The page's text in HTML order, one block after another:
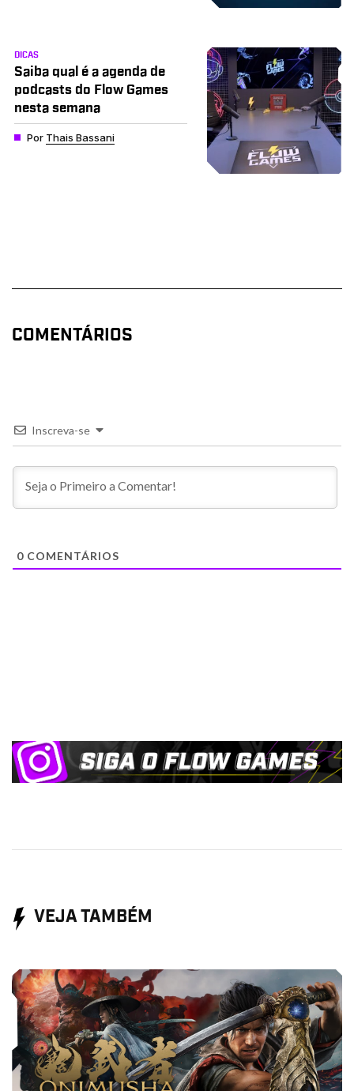
DICAS
Saiba qual é a agenda de
podcasts do Flow Games
nesta semana
Por Thais Bassani
COMENTÁRIOS
Inscreva-se
0 COMENTÁRIOS
VEJA TAMBÉM